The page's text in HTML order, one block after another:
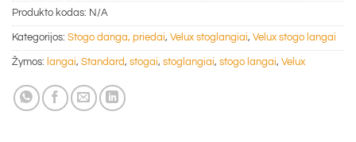
Produkto kodas: N/A
Kategorijos: Stogo danga, priedai, Velux stoglangiai, Velux stogo langai
Žymos: langai, Standard, stogai, stoglangiai, stogo langai, Velux